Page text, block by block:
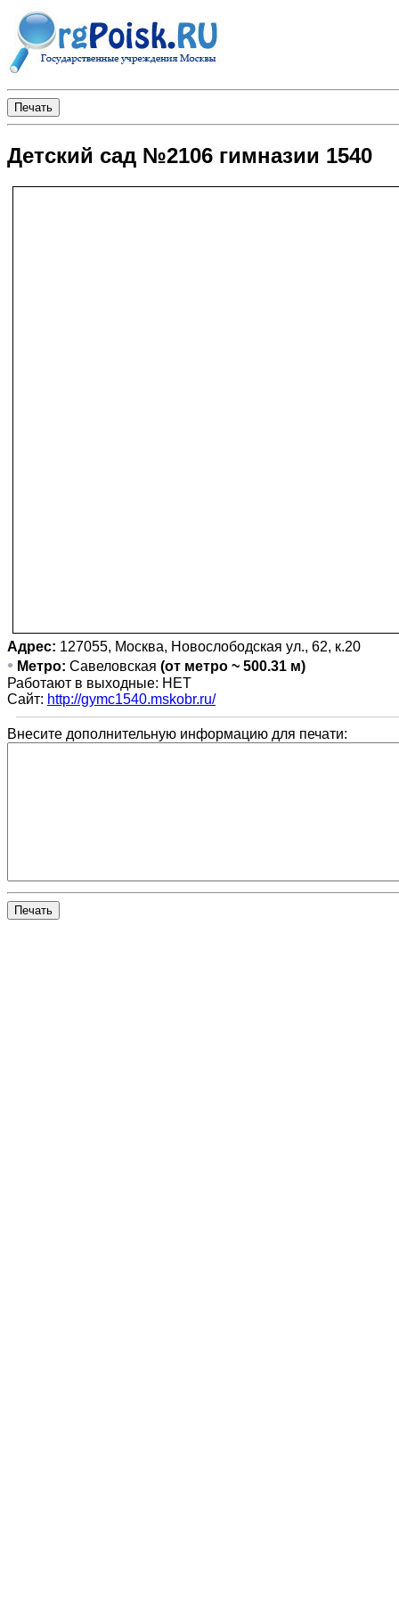
Детский сад №2106 гимназии 1540
Адрес: 127055, Москва, Новослободская ул., 62, к.20
• Метро: Савеловская (от метро ~ 500.31 м)
Работают в выходные: НЕТ
Сайт: http://gymc1540.mskobr.ru/
Внесите дополнительную информацию для печати: